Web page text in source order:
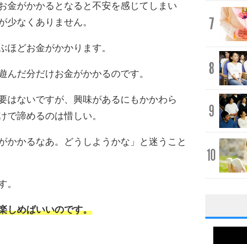
金がかかるとなると不安を感じてしまい
少なくありません。
ほどお金がかかります。
だ分だけお金がかかるのです。
はないですが、興味があるにもかかわら
で諦めるのは惜しい。
かかるなあ。どうしようかな」と迷うこと
。
しめばいいのです。
7
8
9
10
1